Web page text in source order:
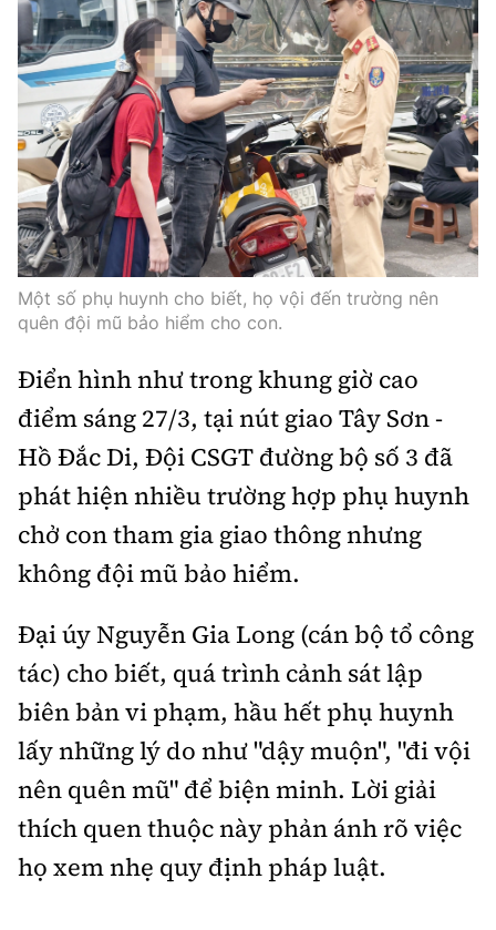
Một số phụ huynh cho biết, họ vội đến trường nên
quên đội mũ bảo hiểm cho con.
Điển hình như trong khung giờ cao
điểm sáng 27/3, tại nút giao Tây Sơn -
Hồ Đắc Di, Đội CSGT đường bộ số 3 đã
phát hiện nhiều trường hợp phụ huynh
chở con tham gia giao thông nhưng
không đội mũ bảo hiểm.
Đại úy Nguyễn Gia Long (cán bộ tổ công
tác) cho biết, quá trình cảnh sát lập
biên bản vi phạm, hầu hết phụ huynh
lấy những lý do như "dậy muộn", "đi vội
nên quên mũ" để biện minh. Lời giải
thích quen thuộc này phản ánh rõ việc
họ xem nhẹ quy định pháp luật.